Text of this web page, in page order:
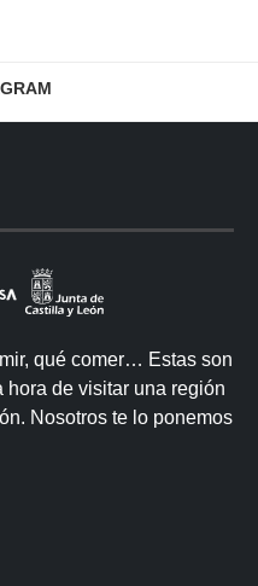
qué comer… Estas son
de visitar una región
Nosotros te lo ponemos